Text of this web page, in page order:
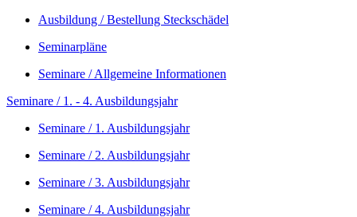
Ausbildung / Bestellung Steckschädel
Seminarpläne
Seminare / Allgemeine Informationen
Seminare / 1. - 4. Ausbildungsjahr
Seminare / 1. Ausbildungsjahr
Seminare / 2. Ausbildungsjahr
Seminare / 3. Ausbildungsjahr
Seminare / 4. Ausbildungsjahr